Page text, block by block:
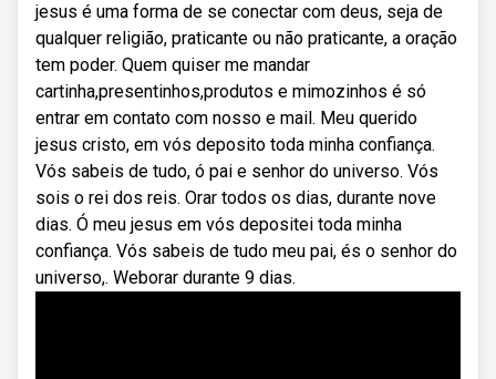
jesus é uma forma de se conectar com deus, seja de
qualquer religião, praticante ou não praticante, a oração
tem poder. Quem quiser me mandar
cartinha,presentinhos,produtos e mimozinhos é só
entrar em contato com nosso e mail. Meu querido
jesus cristo, em vós deposito toda minha confiança.
Vós sabeis de tudo, ó pai e senhor do universo. Vós
sois o rei dos reis. Orar todos os dias, durante nove
dias. Ó meu jesus em vós depositei toda minha
confiança. Vós sabeis de tudo meu pai, és o senhor do
universo,. Weborar durante 9 dias.